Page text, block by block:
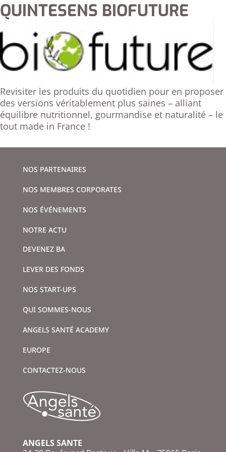
QUINTESENS BIOFUTURE
Revisiter les produits du quotidien pour en proposer
des versions véritablement plus saines – alliant
équilibre nutritionnel, gourmandise et naturalité – le
tout made in France !
NOS PARTENAIRES
NOS MEMBRES CORPORATES
NOS ÉVÉNEMENTS
NOTRE ACTU
DEVENEZ BA
LEVER DES FONDS
NOS START-UPS
QUI SOMMES-NOUS
ANGELS SANTÉ ACADEMY
EUROPE
CONTACTEZ-NOUS
ANGELS SANTE